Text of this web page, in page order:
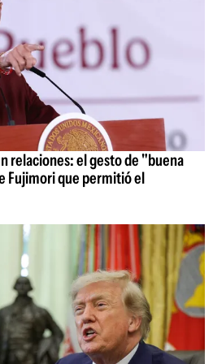
relaciones: el gesto de "buena
Fujimori que permitió el